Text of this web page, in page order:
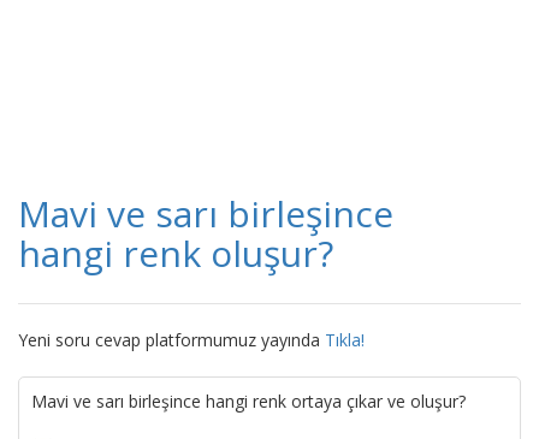
Mavi ve sarı birleşince
hangi renk oluşur?
Yeni soru cevap platformumuz yayında Tıkla!
Mavi ve sarı birleşince hangi renk ortaya çıkar ve oluşur?